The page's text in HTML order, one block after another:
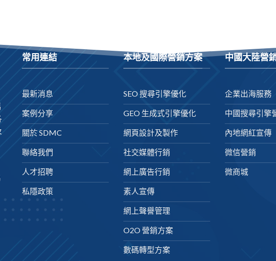
常用連結
最新消息
案例分享
關於 SDMC
聯絡我們
人才招聘
私隱政策
本地及國際營銷方案
SEO 搜尋引擎優化
GEO 生成式引擎優化
網頁設計及製作
社交媒體行銷
網上廣告行銷
素人宣傳
網上聲譽管理
O2O 營銷方案
數碼轉型方案
中國大陸營
企業出海服務
中國搜尋引擎
內地網紅宣傳
微信營銷
微商城